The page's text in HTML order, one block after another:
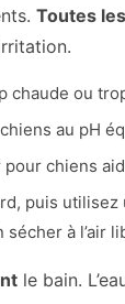
Toutes
chaude ou
au pH
chiens
puis
à
le bain.